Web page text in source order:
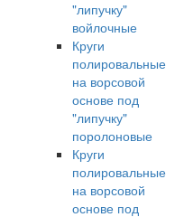
"липучку"
войлочные
Круги
полировальные
на ворсовой
основе под
"липучку"
поролоновые
Круги
полировальные
на ворсовой
основе под